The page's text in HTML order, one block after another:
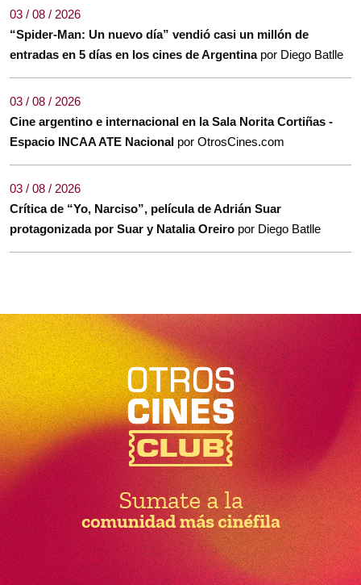
03 / 08 / 2026
“Spider-Man: Un nuevo día” vendió casi un millón de
entradas en 5 días en los cines de Argentina por Diego Batlle
03 / 08 / 2026
Cine argentino e internacional en la Sala Norita Cortiñas -
Espacio INCAA ATE Nacional por OtrosCines.com
03 / 08 / 2026
Crítica de “Yo, Narciso”, película de Adrián Suar
protagonizada por Suar y Natalia Oreiro por Diego Batlle